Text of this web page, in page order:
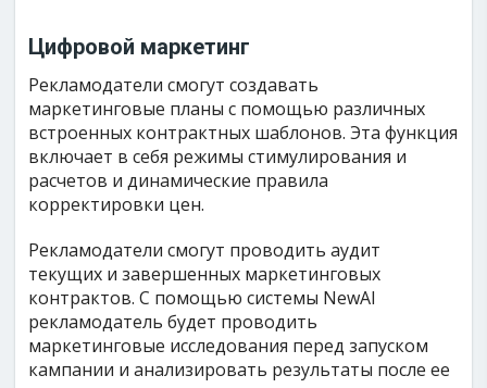
Цифровой маркетинг
Рекламодатели смогут создавать
маркетинговые планы с помощью различных
встроенных контрактных шаблонов. Эта функция
включает в себя режимы стимулирования и
расчетов и динамические правила
корректировки цен.
Рекламодатели смогут проводить аудит
текущих и завершенных маркетинговых
контрактов. С помощью системы NewAI
рекламодатель будет проводить
маркетинговые исследования перед запуском
кампании и анализировать результаты после ее